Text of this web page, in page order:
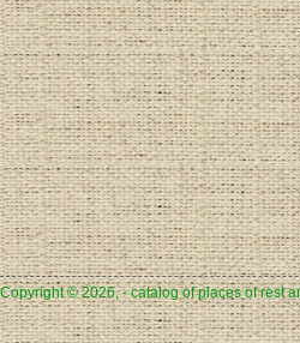
Copyright © 2026, - catalog of places of rest